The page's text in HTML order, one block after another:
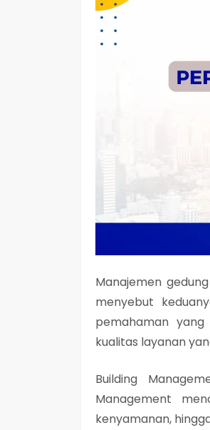
Manajemen
menyebut
pemahaman
kualitas layanan
Building
Management
kenyamanan,